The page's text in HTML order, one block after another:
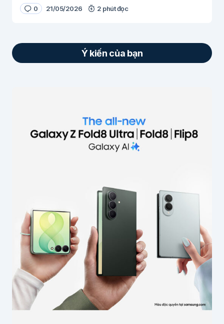
0 21/05/2026 2 phút đọc
Ý kiến của bạn
Các trường bắt buộc được đánh dấu
Nội dung*
Tên của bạn*
Email